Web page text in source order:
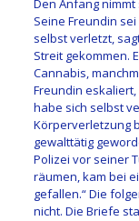
Den Anfang
Seine Freundin
selbst verletzt,
Streit gekommen.
Cannabis,
Freundin
habe sich selbst
Körperverletzung
gewalttätig
Polizei vor seiner
räumen, kam bei
gefallen.“ Die
nicht. Die Briefe